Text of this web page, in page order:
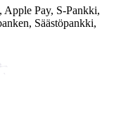
Apple Pay, S-Pankki,
Säästöpankki,